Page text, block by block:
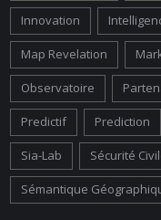
Innovation
Map Revelation
Observatoire
Predictif Prediction
Sia-Lab Sécurité
Sémantique